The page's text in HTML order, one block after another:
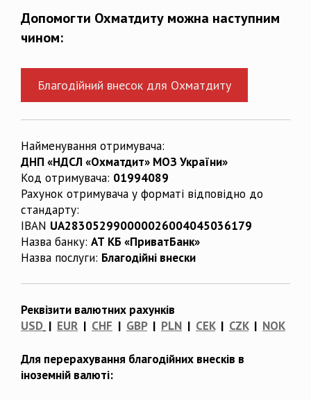
Допомогти Охматдиту можна наступним
чином:
Благодійний внесок для Охматдиту
Найменування отримувача:
ДНП «НДСЛ «Охматдит» МОЗ України»
Код отримувача: 01994089
Рахунок отримувача у форматі відповідно до
стандарту:
IBAN UA283052990000026004045036179
Назва банку: АТ КБ «ПриватБанк»
Назва послуги: Благодійні внески
Реквізити валютних рахунків
USD | EUR | CHF | GBP| PLN | CEK| CZK| NOK
Для перерахування благодійних внесків в
іноземній валюті: